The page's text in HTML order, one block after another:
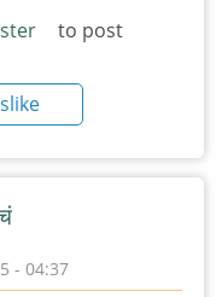
to post
- 04:37